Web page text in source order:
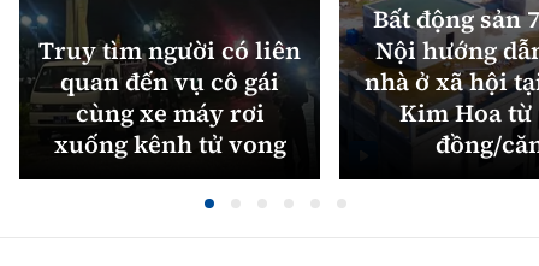
Truy tìm người có liên
quan đến vụ cô gái
cùng xe máy rơi
xuống kênh tử vong
Bất động sản
Nội hướng
nhà ở xã hội
Kim Hoa từ
đồng/